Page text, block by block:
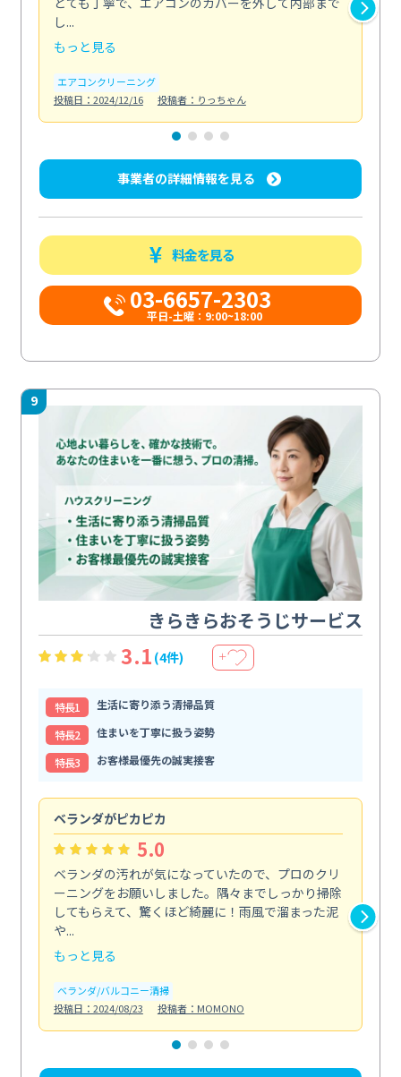
し...
もっと見る
エアコンクリーニング
投稿日：2024/12/16
投稿者：りっちゃん
事業者の詳細情報を見る
料金を見る
03-6657-2303
平日-土曜：9:00~18:00
9
きらきらおそうじサービス
3.1 (4件) ＋
特⻑1
生活に寄り添う清掃品質
特⻑2
住まいを丁寧に扱う姿勢
特⻑3
お客様最優先の誠実接客
ベランダがピカピカ
5.0
ベランダの汚れが気になっていたので、プロのクリ
ーニングをお願いしました。隅々までしっかり掃除
してもらえて、驚くほど綺麗に！雨風で溜まった泥
や...
もっと見る
ベランダ/バルコニー清掃
投稿日：2024/08/23
投稿者：MOMONO